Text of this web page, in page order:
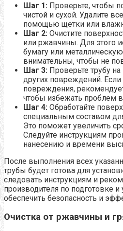
Шаг 1: Проверьте, чтобы
чистой и сухой. Удалите
помощью щетки или
Шаг 2: Очистите
или ржавчины. Для этого
бумагу или
внимательны, чтобы не
Шаг 3: Проверьте трубу
других повреждений.
повреждения,
чтобы избежать проблем
Шаг 4: Обработайте
специальным составом
Это поможет увеличить
Следуйте инструкциям
нанесению и времени
После выполнения всех
трубы будет готова для
следовать инструкциям и
производителя по подготовке
обеспечить безопасность и
Очистка от ржавчины и